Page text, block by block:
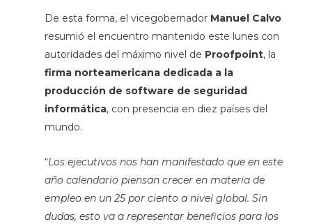
De esta forma, el vicegobernador Manuel Calvo
resumió el encuentro mantenido este lunes con
autoridades del máximo nivel de Proofpoint, la
firma norteamericana dedicada a la
producción de software de seguridad
informática, con presencia en diez países del
mundo.
“Los ejecutivos nos han manifestado que en este
año calendario piensan crecer en materia de
empleo en un 25 por ciento a nivel global. Sin
dudas, esto va a representar beneficios para los